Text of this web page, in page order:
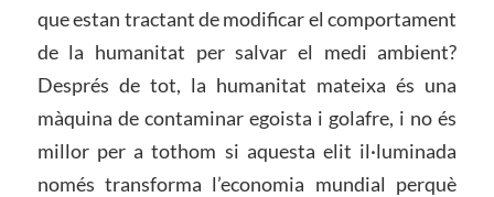
que estan tractant de modificar el comportament
de la humanitat per salvar el medi ambient?
Després de tot, la humanitat mateixa és una
màquina de contaminar egoista i golafre, i no és
millor per a tothom si aquesta elit il·luminada
només transforma l’economia mundial perquè